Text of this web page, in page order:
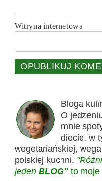
Witryna internetowa
Bloga
O
mnie
diecie, w
wegetariańskiej,
polskiej kuchni. "Różni
jeden BLOG" to moje